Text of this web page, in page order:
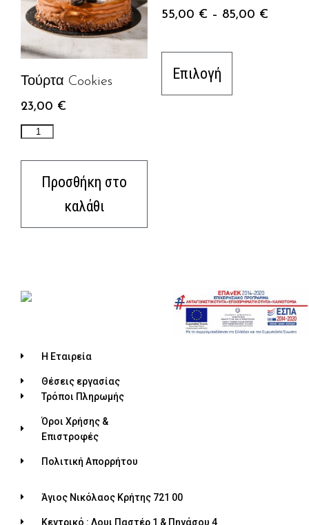
Τούρτα Cookies
23,00 €
Προσθήκη στο
καλάθι
55,00 € – 85,00 €
Επιλογή
Η Εταιρεία
Θέσεις εργασίας
Τρόποι Πληρωμής
Όροι Χρήσης &
Επιστροφές
Πολιτική Απορρήτου
Άγιος Νικόλαος Κρήτης 721 00
Κεντρικό : Λουι Παστέρ 1 & Πηγάσου 4